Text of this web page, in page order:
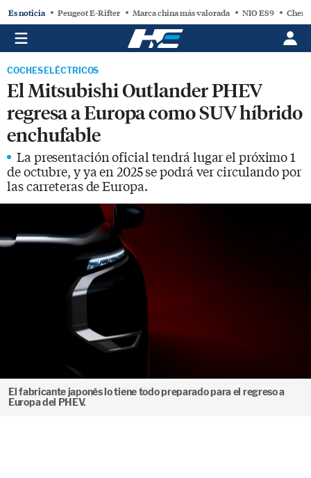
Es noticia Peugeot E-Rifter Marca china más valorada NIO ES9 Chery
COCHES ELÉCTRICOS
El Mitsubishi Outlander PHEV
regresa a Europa como SUV híbrido
enchufable
La presentación oficial tendrá lugar el próximo 1
de octubre, y ya en 2025 se podrá ver circulando por
las carreteras de Europa.
El fabricante japonés lo tiene todo preparado para el regreso a
Europa del PHEV.